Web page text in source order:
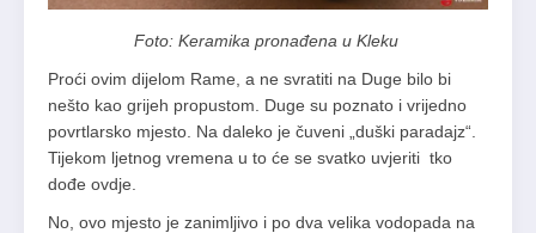
Foto: Keramika pronađena u Kleku
Proći ovim dijelom Rame, a ne svratiti na Duge bilo bi
nešto kao grijeh propustom. Duge su poznato i vrijedno
povrtlarsko mjesto. Na daleko je čuveni „duški paradajz“.
Tijekom ljetnog vremena u to će se svatko uvjeriti tko
dođe ovdje.
No, ovo mjesto je zanimljivo i po dva velika vodopada na